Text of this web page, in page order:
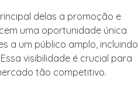
delas a promoção e
uma oportunidade única
a um público amplo, incluindo
visibilidade é crucial para
tão competitivo.